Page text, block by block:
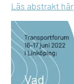
Läs abstrakt här